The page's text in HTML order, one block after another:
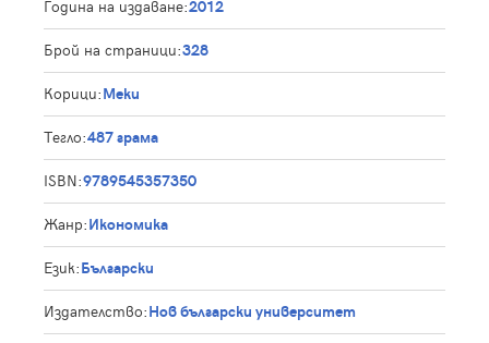
Година на издаване:2012
Брой на страници:328
Корици:Меки
Тегло:487 грама
ISBN:9789545357350
Жанр:Икономика
Език:Български
Издателство:Нов български университет